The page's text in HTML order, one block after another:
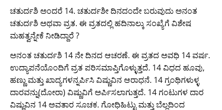
ಚತುರ್ದಶಿ ಅಂದರೆ 14. ಚತುರ್ದಶೀ ದಿನದಂದೇ ಬರುವುದು ಅನಂತ
ಚತುರ್ದಶಿ ಅಥವಾ ವ್ರತ. ಈ ವ್ರತದಲ್ಲಿ ಹದಿನಾಲ್ಕು ಸಂಖ್ಯೆಗೆ ವಿಶೇಷ
ಮಹತ್ವನ್ನೇಕೆ ನೀಡಿದ್ದಾರೆ ?
ಅನಂತ ಚತುರ್ದಶಿ 14 ನೇ ದಿನದ ಆಚರಣೆ. ಈ ವ್ರತದ ಅವಧಿ 14 ವರ್ಷ.
ಉದ್ಯಾಪನೆಯೊಂದಿಗೆ ವ್ರತ ಪರಿಸಮಾಪ್ತಿಗೊಳ್ಳುತ್ತದೆ. 14 ವಿಧದ ಹೂವು,
ಹಣ್ಣು ಮತ್ತು ಖಾದ್ಯಗಳನ್ನರ್ಪಿಸಿ ವಿಷ್ಣುವಿನ ಆರಾಧನೆ. 14 ಗ್ರಂಥಿಗಳುಳ್ಳ
ದಾರವನ್ನು(ದೋರಾ) ವಿಷ್ಣುವಿಗೆ ಅರ್ಪಿಸಲಾಗುತ್ತದೆ. 14 ಗಂಟುಗಳ ದಾರ
ವಿಷ್ಣುವಿನ 14 ಅವತಾರ ಸೂಚಕ. ಗೋಧಿಹಿಟ್ಟು ಮತ್ತು ಬೆಲ್ಲದಿಂದ